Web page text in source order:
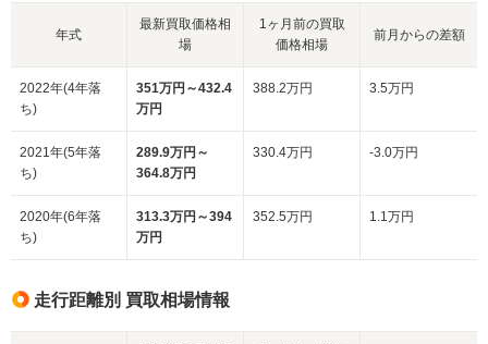
年式
最新買取価格相
場
1ヶ月前の買取
価格相場
前月からの差額
2022年(4年落
ち)
351万円～432.4
万円
388.2万円 3.5万円
2021年(5年落
ち)
289.9万円～
364.8万円
330.4万円 -3.0万円
2020年(6年落
ち)
313.3万円～394
万円
352.5万円 1.1万円
走行距離別 買取相場情報